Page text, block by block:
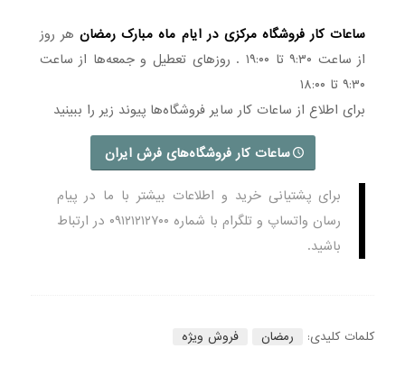
ساعات کار فروشگاه مرکزی در ایام ماه مبارک رمضان هر روز
از ساعت ۹:۳۰ تا ۱۹:۰۰ . روزهای تعطیل و جمعه‌ها از ساعت
۹:۳۰ تا ۱۸:۰۰
برای اطلاع از ساعات کار سایر فروشگاه‌ها پیوند زیر را ببینید
ساعات کار فروشگاه‌های فرش ایران
برای پشتیانی خرید و اطلاعات بیشتر با ما در پیام
رسان واتساپ و تلگرام با شماره ۰۹۱۲۱۲۱۲۷۰۰ در ارتباط
باشید.
کلمات کلیدی: رمضان فروش ویژه